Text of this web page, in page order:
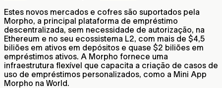
Estes novos mercados e cofres são suportados pela
Morpho, a principal plataforma de empréstimo
descentralizada, sem necessidade de autorização, na
Ethereum e no seu ecossistema L2, com mais de $4,5
biliões em ativos em depósitos e quase $2 biliões em
empréstimos ativos. A Morpho fornece uma
infraestrutura flexível que capacita a criação de casos de
uso de empréstimos personalizados, como a Mini App
Morpho na World.